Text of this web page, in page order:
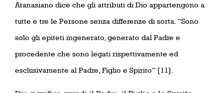
Atanasiano dice che gli attributi di Dio appartengono a
tutte e tre le Persone senza differenze di sorta. “Sono
solo gli epiteti ingenerato, generato dal Padre e
procedente che sono legati rispettivamente ed
esclusivamente al Padre, Figlio e Spirito” [11].